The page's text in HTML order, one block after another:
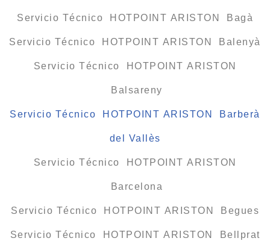
Servicio Técnico HOTPOINT ARISTON Bagà
Servicio Técnico HOTPOINT ARISTON Balenyà
Servicio Técnico HOTPOINT ARISTON
Balsareny
Servicio Técnico HOTPOINT ARISTON Barberà
del Vallès
Servicio Técnico HOTPOINT ARISTON
Barcelona
Servicio Técnico HOTPOINT ARISTON Begues
Servicio Técnico HOTPOINT ARISTON Bellprat